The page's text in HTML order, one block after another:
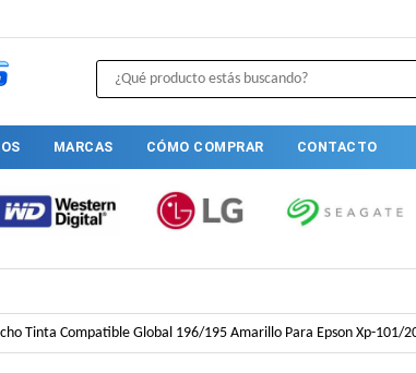
MARCAS CÓMO COMPRAR CONTACTO
Tinta Compatible Global 196/195 Amarillo Para Epson Xp-101/